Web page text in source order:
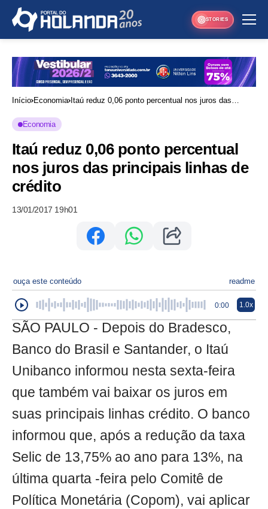
STORIES
Início Economia Itaú reduz 0,06 ponto percentual nos juros das
Economia
Itaú reduz 0,06 ponto percentual
nos juros das principais linhas de
crédito
13/01/2017 19h01
ouça este conteúdo readme
0:00 1.0x
SÃO PAULO - Depois do Bradesco,
Banco do Brasil e Santander, o Itaú
Unibanco informou nesta sexta-feira
que também vai baixar os juros em
suas principais linhas crédito. O banco
informou que, após a redução da taxa
Selic de 13,75% ao ano para 13%, na
última quarta -feira pelo Comitê de
Política Monetária (Copom), vai aplicar